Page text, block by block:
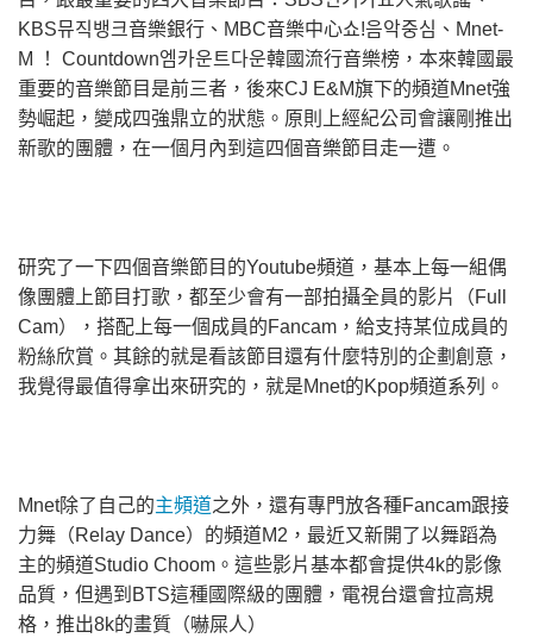
KBS뮤직뱅크音樂銀行、MBC音樂中心쇼!음악중심、Mnet-
M ！ Countdown엠카운트다운韓國流行音樂榜，本來韓國最
重要的音樂節目是前三者，後來CJ E&M旗下的頻道Mnet強
勢崛起，變成四強鼎立的狀態。原則上經紀公司會讓剛推出
新歌的團體，在一個月內到這四個音樂節目走一遭。
研究了一下四個音樂節目的Youtube頻道，基本上每一組偶
像團體上節目打歌，都至少會有一部拍攝全員的影片（Full
Cam），搭配上每一個成員的Fancam，給支持某位成員的
粉絲欣賞。其餘的就是看該節目還有什麼特別的企劃創意，
我覺得最值得拿出來研究的，就是Mnet的Kpop頻道系列。
Mnet除了自己的主頻道之外，還有專門放各種Fancam跟接
力舞（Relay Dance）的頻道M2，最近又新開了以舞蹈為
主的頻道Studio Choom。這些影片基本都會提供4k的影像
品質，但遇到BTS這種國際級的團體，電視台還會拉高規
格，推出8k的畫質（嚇屎人）